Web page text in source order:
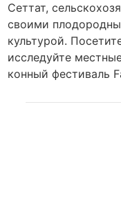
Сеттат,
своими
культурой.
исследуйте
конный фестиваль